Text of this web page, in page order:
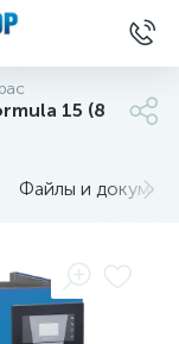
15 (8
Файлы и